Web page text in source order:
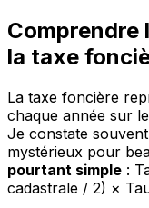
Comprendre
la taxe
La taxe foncière
chaque année sur
Je constate
mystérieux pour
pourtant simple :
cadastrale / 2) ×